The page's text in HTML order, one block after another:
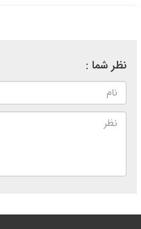
نظر شما :